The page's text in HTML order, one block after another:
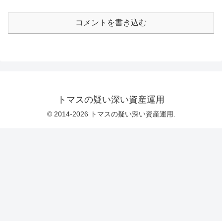
コメントを書き込む
トマスの疑い深い資産運用
© 2014-2026 トマスの疑い深い資産運用.